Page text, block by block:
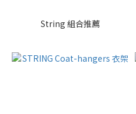
String 組合推薦